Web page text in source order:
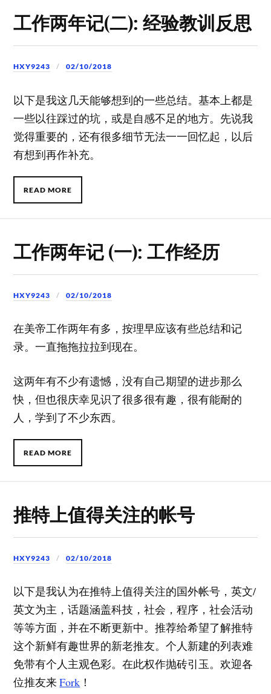
工作两年记(二): 经验教训反思
HXY9243 02/10/2018
以下是我这几天能够想到的一些总结。基本上都是
一些以往踩过的坑，或是自感不足的地方。先说我
觉得重要的，还有很多细节无法一一回忆起，以后
有想到再作补充。
READ MORE
工作两年记 (一): 工作经历
HXY9243 02/10/2018
在美帝工作两年有多，按理早应该有些总结和记
录。一直拖拖拉拉到现在。
这两年有不少有遗憾，没有自己期望的进步那么
快，但也很庆幸见识了很多很有趣，很有能耐的
人，学到了不少东西。
READ MORE
推特上值得关注的帐号
HXY9243 02/10/2018
以下是我认为在推特上值得关注的国外帐号，英文/
英文为主，话题涵盖科技，社会，程序，社会活动
等等方面，并在不断更新中。推荐给希望了解推特
这个新鲜有趣世界的新老推友。个人新建的列表难
免带有个人主观色彩。在此权作抛砖引玉。欢迎各
位推友来Fork ！